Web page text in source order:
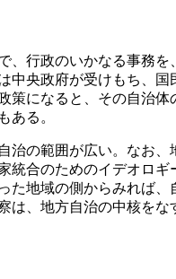
、行政のいかなる事務
中央政府が受けもち、
策になると、その自治
ある。
治の範囲が広い。なお
統合のためのイデオロ
た地域の側からみれば
は、地方自治の中核を